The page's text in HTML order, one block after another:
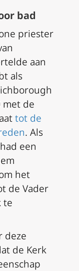
bad
priester
aan
als
met de
tot de
. Als
een
het
de Vader
te
deze
de Kerk